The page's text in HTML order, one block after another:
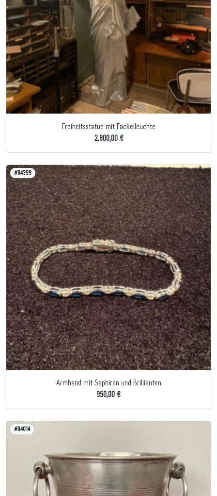
Freiheitsstatue mit Fackelleuchte
2.800,00 €
#04399
Armband mit Saphiren und Brillianten
950,00 €
#04014